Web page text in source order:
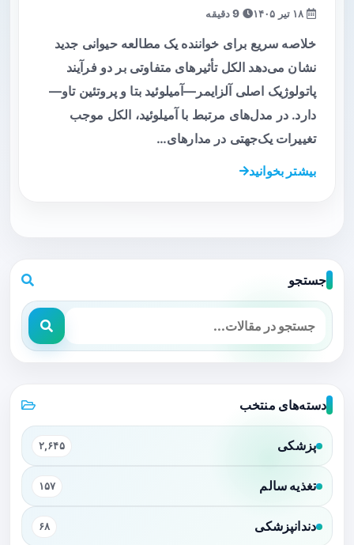
خلاصه سریع برای خواننده یک مطالعه حیوانی جدید
نشان می‌دهد الکل تأثیرهای متفاوتی بر دو فرآیند
پاتولوژیک اصلی آلزایمر—آمیلوئید بتا و پروتئین تاو—
دارد. در مدل‌های مرتبط با آمیلوئید، الکل موجب
تغییرات یک‌جهتی در مدارهای…
بیشتر بخوانید
جستجو
دسته‌های منتخب
پزشکی ۲,۶۴۵
تغذیه سالم ۱۵۷
دندانپزشکی ۶۸